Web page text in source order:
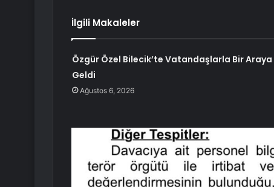
İlgili Makaleler
Özgür Özel Bilecik’te Vatandaşlarla Bir Araya
Geldi
Ağustos 6, 2026